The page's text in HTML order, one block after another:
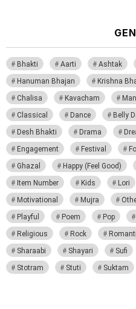
Bhakti Aarti Ashtak
Hanuman Bhajan
Krishna
Chalisa
Kavacham
Classical
Dance Belly
Desh Bhakti
Drama
Engagement
Festival
Ghazal
Happy (Feel Good)
Item Number
Kids Lori
Motivational
Mujra
Playful
Poem Pop
Religious
Rock
Sharaabi
Shayari Sufi
Stotram
Stuti Suktam